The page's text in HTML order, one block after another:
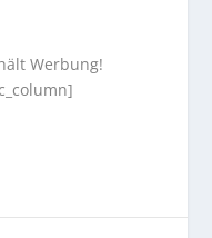
Werbung!